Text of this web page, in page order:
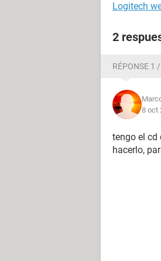
Logitech
2
RÉPONSE 1
8 oct
tengo el cd
hacerlo,